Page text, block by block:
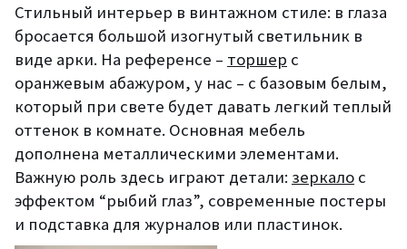
Стильный интерьер в винтажном стиле: в глаза
бросается большой изогнутый светильник в
виде арки. На референсе – торшер с
оранжевым абажуром, у нас – с базовым белым,
который при свете будет давать легкий теплый
оттенок в комнате. Основная мебель
дополнена металлическими элементами.
Важную роль здесь играют детали: зеркало с
эффектом “рыбий глаз”, современные постеры
и подставка для журналов или пластинок.